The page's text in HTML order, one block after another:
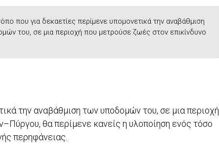
που για δεκαετίες περίμενε υπομονετικά την αναβάθμιση
του, σε μια περιοχή που μετρούσε ζωές στον επικίνδυνο
την αναβάθμιση των υποδομών του, σε μια περιοχή
θα περίμενε κανείς η υλοποίηση ενός τόσο
περηφάνειας.